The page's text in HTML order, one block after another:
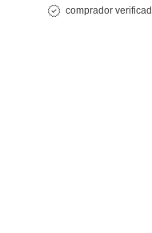
comprador